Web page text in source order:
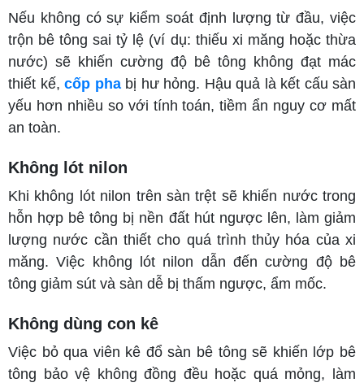
Nếu không có sự kiểm soát định lượng từ đầu, việc
trộn bê tông sai tỷ lệ (ví dụ: thiếu xi măng hoặc thừa
nước) sẽ khiến cường độ bê tông không đạt mác
thiết kế, cốp phabị hư hỏng. Hậu quả là kết cấu sàn
yếu hơn nhiều so với tính toán, tiềm ẩn nguy cơ mất
an toàn.
Không lót nilon
Khi không lót nilon trên sàn trệt sẽ khiến nước trong
hỗn hợp bê tông bị nền đất hút ngược lên, làm giảm
lượng nước cần thiết cho quá trình thủy hóa của xi
măng. Việc không lót nilon dẫn đến cường độ bê
tông giảm sút và sàn dễ bị thấm ngược, ẩm mốc.
Không dùng con kê
Việc bỏ qua viên kê đổ sàn bê tông sẽ khiến lớp bê
tông bảo vệ không đồng đều hoặc quá mỏng, làm